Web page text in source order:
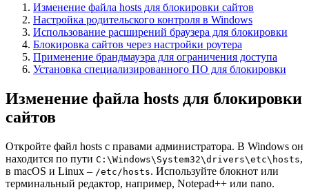
Изменение файла hosts для блокировки сайтов
Настройка родительского контроля в Windows
Использование расширений браузера для блокировки
Блокировка сайтов через настройки роутера
Применение брандмауэра для ограничения доступа
Установка специализированного ПО для блокировки
Изменение файла hosts для блокировки
сайтов
Откройте файл hosts с правами администратора. В Windows он
находится по пути C:\Windows\System32\drivers\etc\hosts,
в macOS и Linux – /etc/hosts. Используйте блокнот или
терминальный редактор, например, Notepad++ или nano.